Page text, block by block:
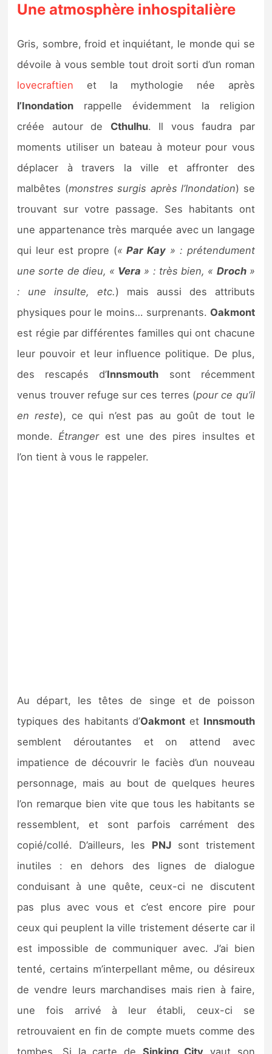
Une atmosphère inhospitalière
Gris, sombre, froid et inquiétant, le monde qui se
dévoile à vous semble tout droit sorti d’un roman
lovecraftien et la mythologie née après
l’Inondation rappelle évidemment la religion
créée autour de Cthulhu. Il vous faudra par
moments utiliser un bateau à moteur pour vous
déplacer à travers la ville et affronter des
malbêtes (monstres surgis après l’Inondation) se
trouvant sur votre passage. Ses habitants ont
une appartenance très marquée avec un langage
qui leur est propre («Par Kay » : prétendument
une sorte de dieu, « Vera » : très bien, « Droch»
: une insulte, etc.) mais aussi des attributs
physiques pour le moins… surprenants. Oakmont
est régie par différentes familles qui ont chacune
leur pouvoir et leur influence politique. De plus,
des rescapés d’Innsmouth sont récemment
venus trouver refuge sur ces terres (pour ce qu’il
en reste), ce qui n’est pas au goût de tout le
monde.Étrangerest une des pires insultes et
l’on tient à vous le rappeler.
Au départ, les têtes de singe et de poisson
typiques des habitants d’Oakmont et Innsmouth
semblent déroutantes et on attend avec
impatience de découvrir le faciès d’un nouveau
personnage, mais au bout de quelques heures
l’on remarque bien vite que tous les habitants se
ressemblent, et sont parfois carrément des
copié/collé. D’ailleurs, les PNJsont tristement
inutiles : en dehors des lignes de dialogue
conduisant à une quête, ceux-ci ne discutent
pas plus avec vous et c’est encore pire pour
ceux qui peuplent la ville tristement déserte car il
est impossible de communiquer avec. J’ai bien
tenté, certains m’interpellant même, ou désireux
de vendre leurs marchandises mais rien à faire,
une fois arrivé à leur établi, ceux-ci se
retrouvaient en fin de compte muets comme des
tombes. Si la carte de Sinking City vaut son